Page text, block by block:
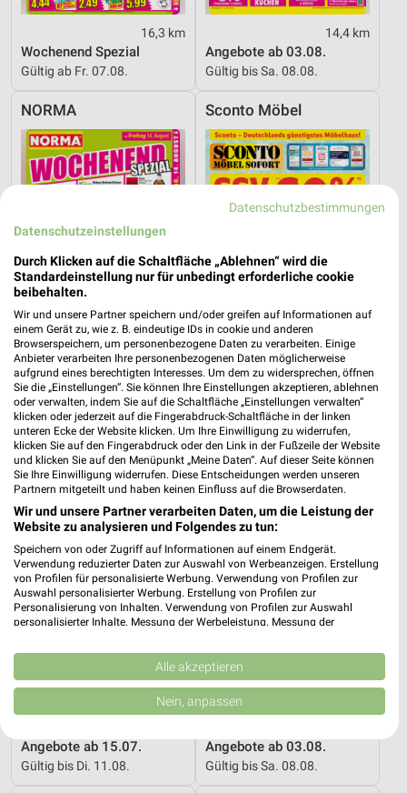
16,3 km
Wochenend Spezial
Gültig ab Fr. 07.08.
14,4 km
Angebote ab 03.08.
Gültig bis Sa. 08.08.
NORMA
16,3 km
Wochenend Spezial
Gültig ab Fr. 14.08.
Sconto Möbel
21,5 km
Angebote ab 15.07.
Gültig bis Di. 11.08.
Sconto Möbel
Angebote ab 15.07.
Gültig bis Di. 11.08.
Globus
Angebote ab 03.08.
Gültig bis Sa. 08.08.
Datenschutzbestimmungen
Datenschutzeinstellungen
Durch Klicken auf die Schaltfläche „Ablehnen“ wird die
Standardeinstellung nur für unbedingt erforderliche cookie
beibehalten.
Wir und unsere Partner speichern und/oder greifen auf Informationen auf
einem Gerät zu, wie z. B. eindeutige IDs in cookie und anderen
Browserspeichern, um personenbezogene Daten zu verarbeiten. Einige
Anbieter verarbeiten Ihre personenbezogenen Daten möglicherweise
aufgrund eines berechtigten Interesses. Um dem zu widersprechen, öffnen
Sie die „Einstellungen“. Sie können Ihre Einstellungen akzeptieren, ablehnen
oder verwalten, indem Sie auf die Schaltfläche „Einstellungen verwalten“
klicken oder jederzeit auf die Fingerabdruck-Schaltfläche in der linken
unteren Ecke der Website klicken. Um Ihre Einwilligung zu widerrufen,
klicken Sie auf den Fingerabdruck oder den Link in der Fußzeile der Website
und klicken Sie auf den Menüpunkt „Meine Daten“. Auf dieser Seite können
Sie Ihre Einwilligung widerrufen. Diese Entscheidungen werden unseren
Partnern mitgeteilt und haben keinen Einfluss auf die Browserdaten.
Wir und unsere Partner verarbeiten Daten, um die Leistung der
Website zu analysieren und Folgendes zu tun:
Speichern von oder Zugriff auf Informationen auf einem Endgerät.
Verwendung reduzierter Daten zur Auswahl von Werbeanzeigen. Erstellung
von Profilen für personalisierte Werbung. Verwendung von Profilen zur
Auswahl personalisierter Werbung. Erstellung von Profilen zur
Personalisierung von Inhalten. Verwendung von Profilen zur Auswahl
personalisierter Inhalte. Messung der Werbeleistung. Messung der
Kombinationen von Daten aus verschiedenen Quellen. Entwicklung und
Verbesserung der Angebote. Verwendung reduzierter Daten zur Auswahl
von Inhalten.
Daten können außerhalb der Europäischen Union weitergegeben und in die
Website/App.
Partnerliste anzeigen (1 IAB-Anbieter)
Alle akzeptieren
Nein, anpassen